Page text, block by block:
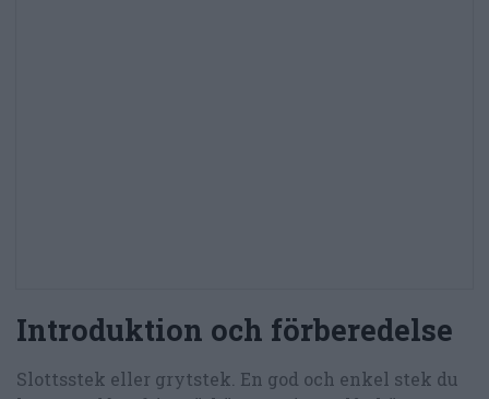
Introduktion och förberedelse
Slottsstek eller grytstek. En god och enkel stek du